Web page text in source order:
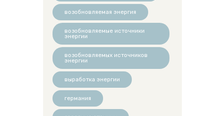
возобновляемая энергия
возобновляемые источники
энергии
возобновляемых источников
энергии
выработка энергии
германия